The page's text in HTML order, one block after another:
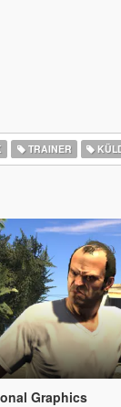
TRAINER
Graphics